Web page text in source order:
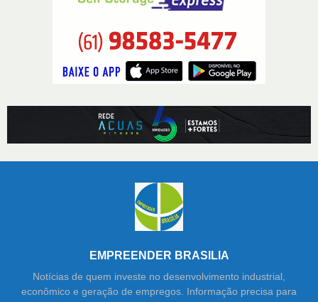
EMPREENDER BRASILIA
Notícias de quem investe no desenvolvimento industrial,
econômico e geração de empregos. Informação precisa para